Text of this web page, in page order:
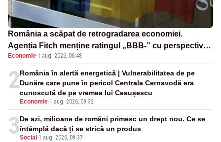
România a scăpat de retrogradarea economiei.
Agenția Fitch menține ratingul „BBB-” cu perspectivă
negativă
Economie·1 aug. 2026, 06:48
2
Economie-1 aug. 2026, 09:32
România în alertă energetică | Vulnerabilitatea de pe
Dunăre care pune în pericol Centrala Cernavodă era
cunoscută de pe vremea lui Ceaușescu
3Social -1 aug. 2026, 09:37
De azi, milioane de români primesc un drept nou. Ce se
întâmplă dacă ți se strică un produs